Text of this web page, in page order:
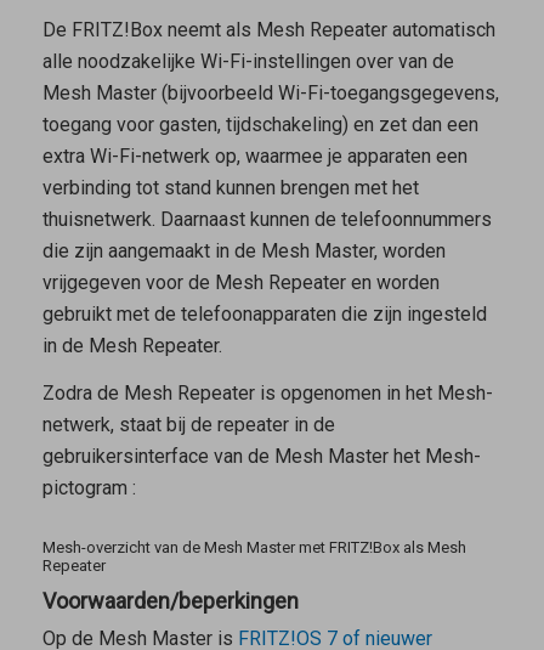
De FRITZ!Box neemt als Mesh Repeaterautomatisch
alle noodzakelijke Wi-Fi-instellingen over van de
Mesh Master(bijvoorbeeld Wi-Fi-toegangsgegevens,
toegang voor gasten, tijdschakeling) en zet dan een
extra Wi-Fi-netwerk op, waarmee je apparaten een
verbinding tot stand kunnen brengen met het
thuisnetwerk. Daarnaast kunnen de telefoonnummers
die zijn aangemaakt in de Mesh Master, worden
vrijgegeven voor de Mesh Repeateren worden
gebruikt met de telefoonapparaten die zijn ingesteld
in de Mesh Repeater.
Zodra de Mesh Repeateris opgenomen in het Mesh-
netwerk, staat bij de repeater in de
gebruikersinterface van de Mesh Masterhet Mesh-
pictogram :
Mesh-overzicht van de Mesh Master met FRITZ!Box als Mesh
Repeater
Voorwaarden/beperkingen
Op de Mesh Masteris FRITZ!OS 7 of nieuwer